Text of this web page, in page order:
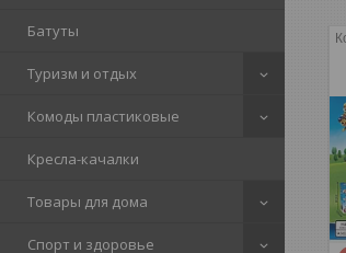
Батуты
Туризм и отдых
Комоды пластиковые
Кресла-качалки
Товары для дома
Спорт и здоровье